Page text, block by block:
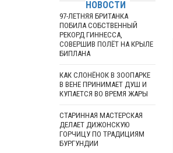
НОВОСТИ
97-ЛЕТНЯЯ БРИТАНКА
ПОБИЛА СОБСТВЕННЫЙ
РЕКОРД ГИННЕССА,
СОВЕРШИВ ПОЛЁТ НА КРЫЛЕ
БИПЛАНА
КАК СЛОНЁНОК В ЗООПАРКЕ
В ВЕНЕ ПРИНИМАЕТ ДУШ И
КУПАЕТСЯ ВО ВРЕМЯ ЖАРЫ
СТАРИННАЯ МАСТЕРСКАЯ
ДЕЛАЕТ ДИЖОНСКУЮ
ГОРЧИЦУ ПО ТРАДИЦИЯМ
БУРГУНДИИ